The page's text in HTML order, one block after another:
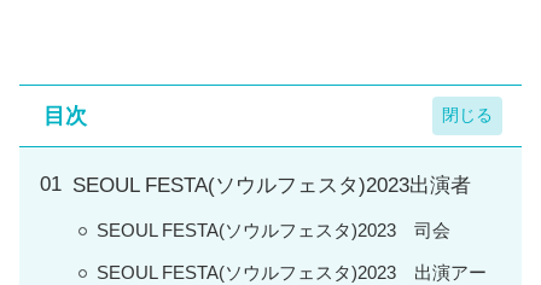
目次
SEOUL FESTA(ソウルフェスタ)2023出演者
SEOUL FESTA(ソウルフェスタ)2023 司会
SEOUL FESTA(ソウルフェスタ)2023 出演アー